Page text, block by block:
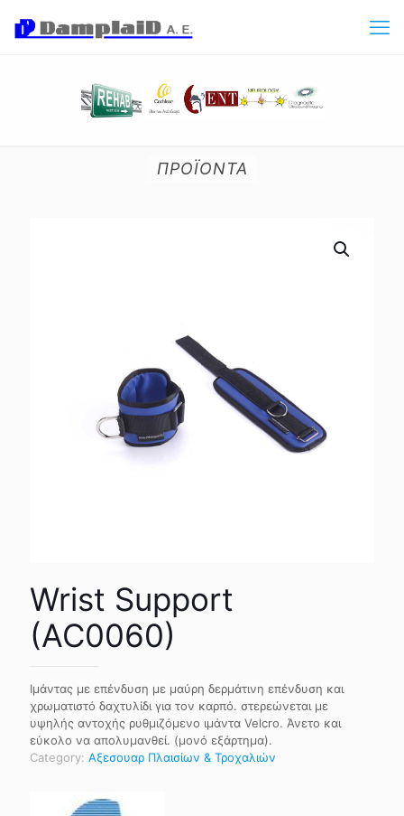
ΠΡΟΪΟΝΤΑ
Wrist Support
(AC0060)
Ιμάντας με επένδυση με μαύρη δερμάτινη επένδυση και
χρωματιστό δαχτυλίδι για τον καρπό. στερεώνεται με
υψηλής αντοχής ρυθμιζόμενο ιμάντα Velcro. Άνετο και
εύκολο να απολυμανθεί. (μονό εξάρτημα).
Category: Αξεσουαρ Πλαισίων & Τροχαλιών